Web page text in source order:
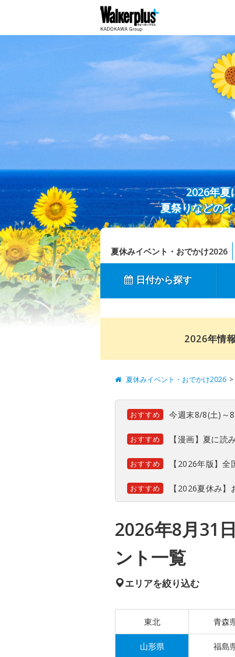
2026年夏
夏祭りなどの
夏休みイベント・おでかけ2026
日付から探す
2026年情
夏休みイベント・おでかけ2026
おすすめ 今週末8/8(土)～
おすすめ 【漫画】夏に読
おすすめ 【2026年版】
おすすめ 【2026夏休み
2026年8月31
ント一覧
エリアを絞り込む
東北 青森
山形県 福島